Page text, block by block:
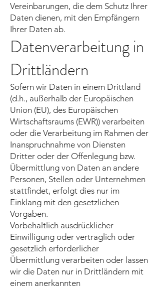
Vereinbarungen, die dem Schutz Ihrer
Daten dienen, mit den Empfängern
Ihrer Daten ab.
Datenverarbeitung in
Drittländern
Sofern wir Daten in einem Drittland
(d.h., außerhalb der Europäischen
Union (EU), des Europäischen
Wirtschaftsraums (EWR)) verarbeiten
oder die Verarbeitung im Rahmen der
Inanspruchnahme von Diensten
Dritter oder der Offenlegung bzw.
Übermittlung von Daten an andere
Personen, Stellen oder Unternehmen
stattfindet, erfolgt dies nur im
Einklang mit den gesetzlichen
Vorgaben.
Vorbehaltlich ausdrücklicher
Einwilligung oder vertraglich oder
gesetzlich erforderlicher
Übermittlung verarbeiten oder lassen
wir die Daten nur in Drittländern mit
einem anerkannten